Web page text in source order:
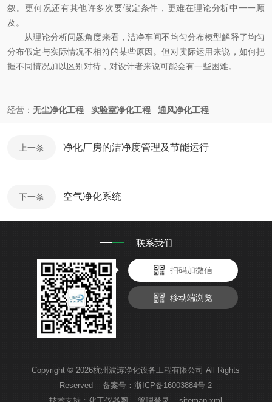
叙。更何况还有其他许多次要假定条件，更难在理论分析中一一顾
及。
从理论分析问题角度来看，洁净车间不均匀分布模型解释了均匀
分布假定与实际情况不相符的某些原因。但对卖际运用来说，如何把
握不同情况加以区别对待，对设计者来说可能会有一些困难。
经营： 无尘净化工程 实验室净化工程 通风净化工程
上一条 净化厂房的洁净度管理及节能运行
下一条 空气净化系统
联系我们
扫码加微信
移动端浏览
Copyright © 2026杭州波涛净化设备工程有限公司 All Rights
Reserved 备案号：浙ICP备16003884号-2